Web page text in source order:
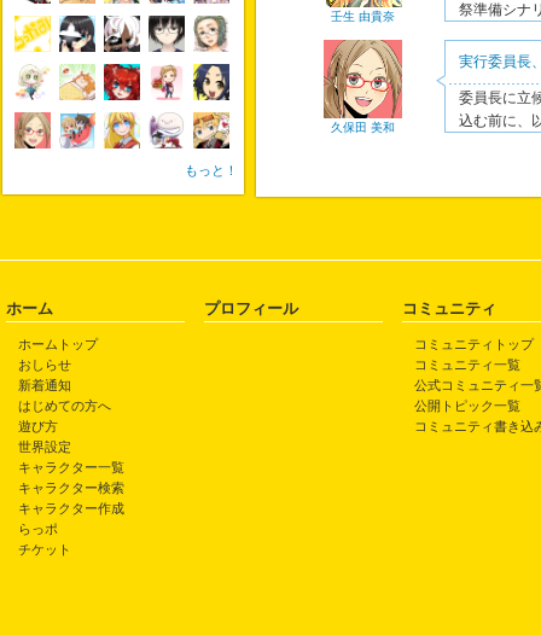
壬生 由貴奈
祭準備シナ
久保田 美和
実行委員長
委員長に立
込む前に、
もっと！
ホーム
ホームトップ
おしらせ
新着通知
はじめての方へ
遊び方
世界設定
キャラクター一覧
キャラクター検索
キャラクター作成
らっポ
チケット
プロフィール コミュニティ
コミュニティトップ
コミュニティ一覧
公式コミュニティ一
公開トピック一覧
コミュニティ書き込